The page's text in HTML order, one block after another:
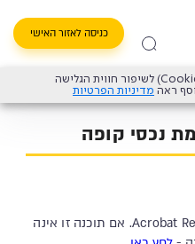
כניסה לאזור האישי
אתר זה משתמש בעוגיות (Cookies) לשיפור חווית הגלישה
ראה מדיניות הפרטיות
נכסים ורשימת נכסי קופה
נכסי קופה
לצפייה בקבצים דרושה תוכנת Acrobat Reader. אם תוכנה זו אינה